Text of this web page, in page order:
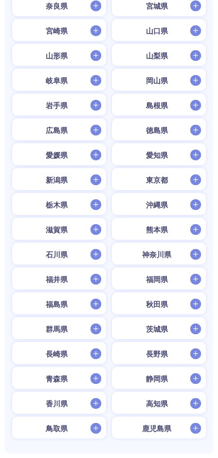
奈良県 宮城県
宮崎県 山口県
山形県 山梨県
岐阜県 岡山県
岩手県 島根県
広島県 徳島県
愛媛県 愛知県
新潟県 東京都
栃木県 沖縄県
滋賀県 熊本県
石川県 神奈川県
福井県 福岡県
福島県 秋田県
群馬県 茨城県
長崎県 長野県
青森県 静岡県
香川県 高知県
鳥取県 鹿児島県